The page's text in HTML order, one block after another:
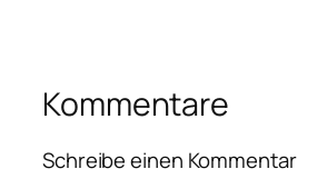
Kommentare
Schreibe einen Kommentar